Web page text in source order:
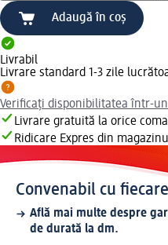
Adaugă în coș
Livrabil
Livrare standard 1-3 zile
Verificați disponibilitatea într-
Livrare gratuită la orice
Ridicare Expres din
Convenabil cu
Află mai multe despre
de durată la dm.